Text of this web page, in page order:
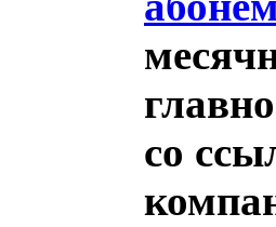
со